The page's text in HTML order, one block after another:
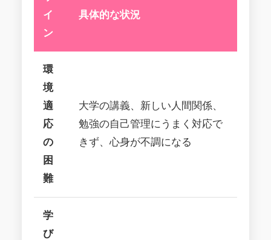
イ
ン
具体的な状況
環
境
適
応
の
困
難
大学の講義、新しい人間関係、
勉強の自己管理にうまく対応で
きず、心身が不調になる
学
び